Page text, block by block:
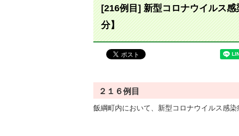
住民登録
戸籍届出
届出
年金・保険
税金
子育て支援
[216例目] 新型コロナウイルス
分】
２１６例目
飯綱町内において、新型コロナウイルス感